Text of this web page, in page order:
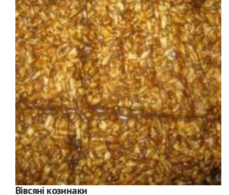
Вівсяні козинаки